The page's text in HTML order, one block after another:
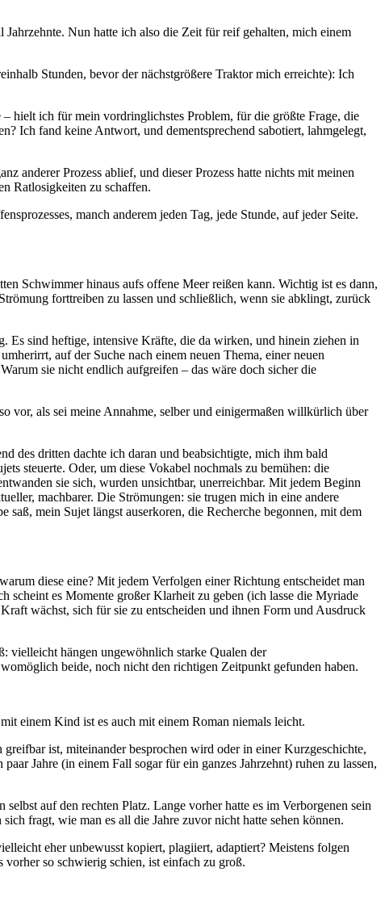
Nun hatte ich also die Zeit für reif gehalten, mich einem
Stunden, bevor der nächstgrößere Traktor mich erreichte): Ich
hielt ich für mein vordringlichstes Problem, für die größte Frage, die
Ich fand keine Antwort, und dementsprechend sabotiert, lahmgelegt,
anderer Prozess ablief, und dieser Prozess hatte nichts mit meinen
Ratlosigkeiten zu schaffen.
manch anderem jeden Tag, jede Stunde, auf jeder Seite.
Schwimmer hinaus aufs offene Meer reißen kann. Wichtig ist es dann,
forttreiben zu lassen und schließlich, wenn sie abklingt, zurück
Es sind heftige, intensive Kräfte, die da wirken, und hinein ziehen in
auf der Suche nach einem neuen Thema, einer neuen
sie nicht endlich aufgreifen – das wäre doch sicher die
vor, als sei meine Annahme, selber und einigermaßen willkürlich über
des dritten dachte ich daran und beabsichtigte, mich ihm bald
steuerte. Oder, um diese Vokabel nochmals zu bemühen: die
sie sich, wurden unsichtbar, unerreichbar. Mit jedem Beginn
machbarer. Die Strömungen: sie trugen mich in eine andere
mein Sujet längst auserkoren, die Recherche begonnen, mit dem
diese eine? Mit jedem Verfolgen einer Richtung entscheidet man
scheint es Momente großer Klarheit zu geben (ich lasse die Myriade
wächst, sich für sie zu entscheiden und ihnen Form und Ausdruck
vielleicht hängen ungewöhnlich starke Qualen der
beide, noch nicht den richtigen Zeitpunkt gefunden haben.
einem Kind ist es auch mit einem Roman niemals leicht.
ist, miteinander besprochen wird oder in einer Kurzgeschichte,
Jahre (in einem Fall sogar für ein ganzes Jahrzehnt) ruhen zu lassen,
auf den rechten Platz. Lange vorher hatte es im Verborgenen sein
fragt, wie man es all die Jahre zuvor nicht hatte sehen können.
eher unbewusst kopiert, plagiiert, adaptiert? Meistens folgen
so schwierig schien, ist einfach zu groß.